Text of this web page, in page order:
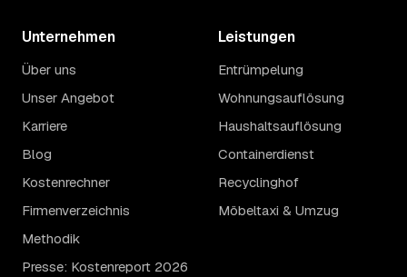
Unternehmen
Über uns
Unser Angebot
Karriere
Blog
Kostenrechner
Firmenverzeichnis
Methodik
Presse: Kostenreport 2026
Leistungen
Entrümpelung
Wohnungsauflösung
Haushaltsauflösung
Containerdienst
Recyclinghof
Möbeltaxi & Umzug